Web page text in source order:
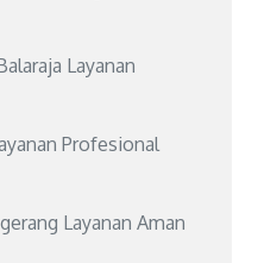
Layanan
Profesional
Layanan Aman